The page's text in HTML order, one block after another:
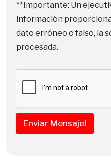
**Importante: Un
información
dato erróneo o falso, la
procesada.
Enviar Mensaje!